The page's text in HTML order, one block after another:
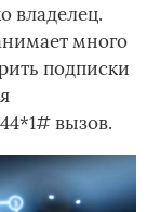
владелец.
много
подписки
вызов.